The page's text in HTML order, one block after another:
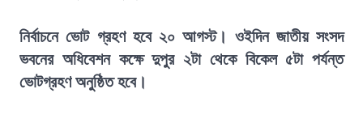
নির্বাচনে ভোট গ্রহণ হবে ২০ আগস্ট। ওইদিন জাতীয় সংসদ
ভবনের অধিবেশন কক্ষে দুপুর ২টা থেকে বিকেল ৫টা পর্যন্ত
ভোটগ্রহণ অনুষ্ঠিত হবে।